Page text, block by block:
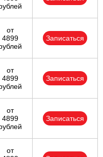
от
4899
Записаться
от
4899
Записаться
от
4899
Записаться
от